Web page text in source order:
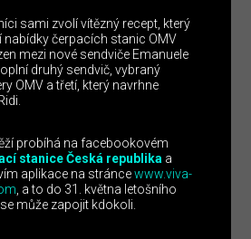
sami zvolí vítězný recept, který
nabídky čerpacích stanic OMV
mezi nové sendviče Emanuele
druhý sendvič, vybraný
OMV a třetí, který navrhne
probíhá na facebookovém
stanice Česká republika a
aplikace na stráncewww.viva-
, a to do 31. května letošního
může zapojit kdokoli.